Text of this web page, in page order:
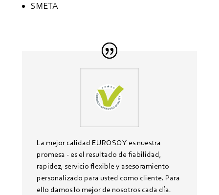
SMETA
La mejor calidad EUROSOY es nuestra
promesa - es el resultado de fiabilidad,
rapidez, servicio flexible y asesoramiento
personalizado para usted como cliente. Para
ello damos lo mejor de nosotros cada día.